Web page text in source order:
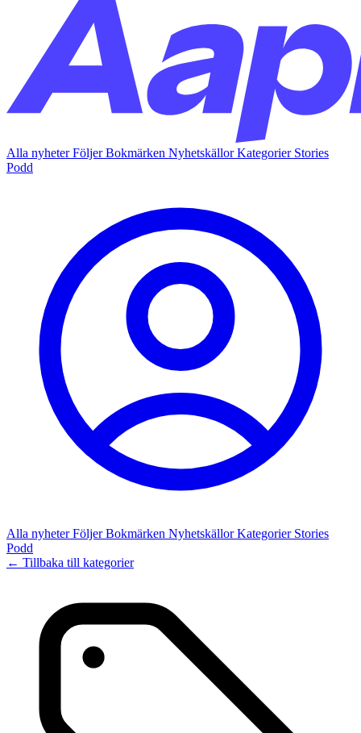
Alla nyheterFöljerBokmärken NyhetskällorKategorier Stories
Podd
Alla nyheterFöljerBokmärken NyhetskällorKategorier Stories
Podd
← Tillbaka till kategorier